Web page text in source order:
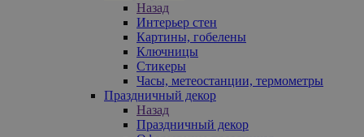
Назад
Интерьер стен
Картины, гобелены
Ключницы
Стикеры
Часы, метеостанции, термометры
Праздничный декор
Назад
Праздничный декор